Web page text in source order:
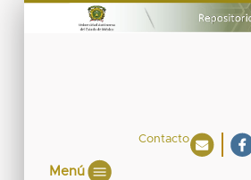
Contacto
Menú